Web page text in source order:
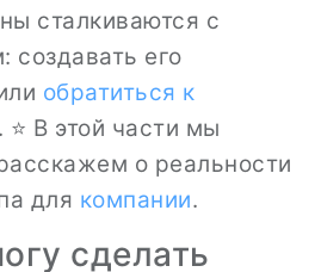
сталкиваются с
его
обратиться к
. ⭐ В этой части мы
о реальности
для компании.
сделать